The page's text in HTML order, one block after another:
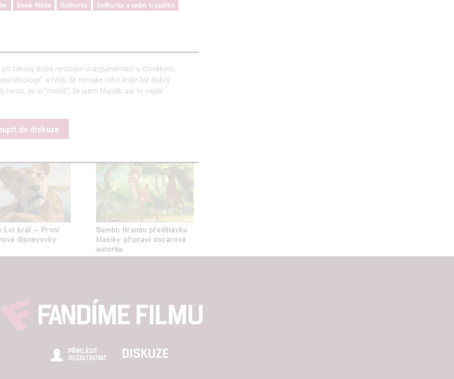
Snow White Sněhurka
Sněhurka a sedm trpaslíků
takový době nestojím o argumentaci s člověkem,
ideologií" a tvrdí, že remake lvího krále byl dobrý
tomu, že si "mislíš", že jsem hlupák, asi to nějak
do diskuze
Lví král – První
disneyovky
Bambi: Hranou předělávku
klasiky připraví oscarová
autorka
PŘIHLÁSIT
REGISTROVAT
DISKUZE